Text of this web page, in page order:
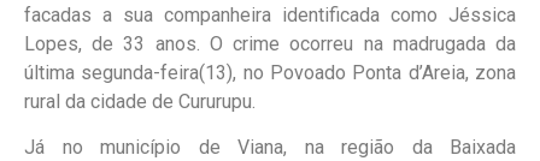
facadas a sua companheira identificada como Jéssica
Lopes, de 33 anos. O crime ocorreu na madrugada da
última segunda-feira(13), no Povoado Ponta d’Areia, zona
rural da cidade de Cururupu.
Já no município de Viana, na região da Baixada